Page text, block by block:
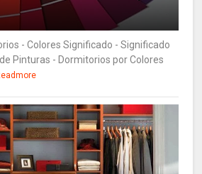
- Colores Significado - Significado
Pinturas - Dormitorios por Colores